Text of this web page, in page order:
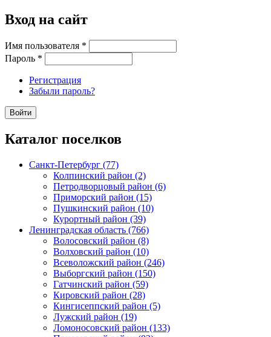
Вход на сайт
Имя пользователя *
Пароль *
Регистрация
Забыли пароль?
Каталог поселков
Санкт-Петербург (77)
Колпинский район (2)
Петродворцовый район (6)
Приморский район (15)
Пушкинский район (10)
Курортный район (39)
Ленинградская область (766)
Волосовский район (8)
Волховский район (10)
Всеволожский район (246)
Выборгский район (150)
Гатчинский район (59)
Кировский район (28)
Кингисеппский район (5)
Лужский район (19)
Ломоносовский район (133)